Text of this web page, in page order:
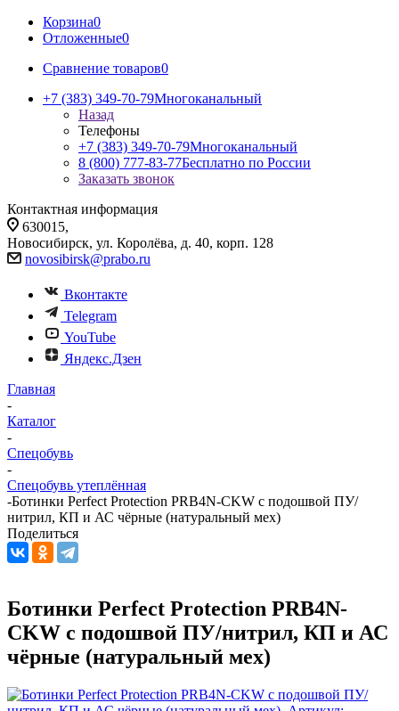
Корзина0
Отложенные0
Сравнение товаров0
+7 (383) 349-70-79Многоканальный
Назад
Телефоны
+7 (383) 349-70-79Многоканальный
8 (800) 777-83-77Бесплатно по России
Заказать звонок
Контактная информация
630015,
Новосибирск, ул. Королёва, д. 40, корп. 128
novosibirsk@prabo.ru
Вконтакте
Telegram
YouTube
Яндекс.Дзен
Главная
-
Каталог
-
Спецобувь
-
Спецобувь утеплённая
-Ботинки Perfect Protection PRB4N-CKW с подошвой ПУ/
нитрил, КП и АС чёрные (натуральный мех)
Поделиться
Ботинки Perfect Protection PRB4N-
CKW с подошвой ПУ/нитрил, КП и АС
чёрные (натуральный мех)